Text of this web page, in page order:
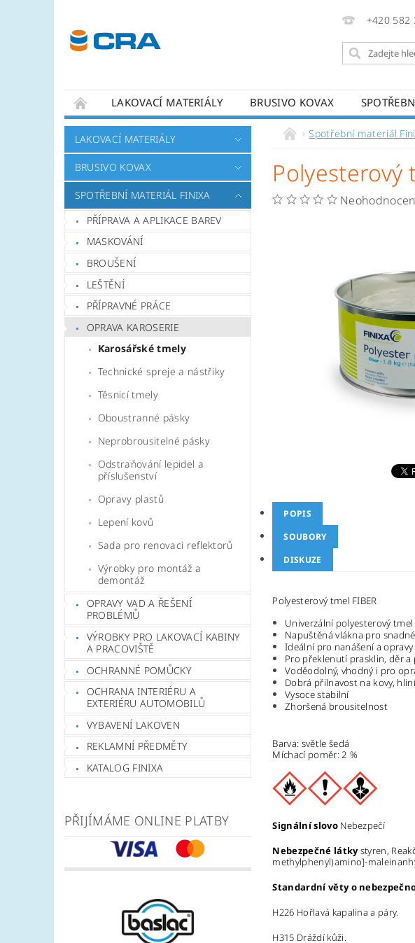
+420 582
LAKOVACÍ MATERIÁLY BRUSIVO KOVAX
KONTAKTY
LAKOVACÍ MATERIÁLY
BRUSIVO KOVAX
SPOTŘEBNÍ MATERIÁL FINIXA
PŘÍPRAVA A APLIKACE BAREV
MASKOVÁNÍ
BROUŠENÍ
LEŠTĚNÍ
PŘÍPRAVNÉ PRÁCE
OPRAVA KAROSERIE
Karosářské tmely
Technické spreje a nástřiky
Těsnicí tmely
Oboustranné pásky
Neprobrousitelné pásky
Odstraňování lepidel a
příslušenství
Opravy plastů
Lepení kovů
Sada pro renovaci reflektorů
Výrobky pro montáž a
demontáž
OPRAVY VAD A ŘEŠENÍ
PROBLÉMŮ
VÝROBKY PRO LAKOVACÍ KABINY
A PRACOVIŠTĚ
OCHRANNÉ POMŮCKY
OCHRANA INTERIÉRU A
EXTERIÉRU AUTOMOBILŮ
VYBAVENÍ LAKOVEN
REKLAMNÍ PŘEDMĚTY
KATALOG FINIXA
PŘIJÍMÁME ONLINE PLATBY
Spotřební materiál
Polyesterový
POPIS
SOUBORY
DISKUZE
Polyesterový tmel FIBER
Univerzální polyesterový
Napuštěná vlákna pro
Ideální pro nanášení a
Pro překlenutí prasklin, děr a
Voděodolný, vhodný i pro
Dobrá přilnavost na kovy,
Vysoce stabilní
Zhoršená brousitelnost
Barva: světle šedá
Míchací poměr: 2 %
Signální slovo Nebezpečí
Nebezpečné látkystyren,
methylphenyl)amino]-
Standardní věty o
H226 Hořlavá kapalina a páry.
H315 Dráždí kůži.